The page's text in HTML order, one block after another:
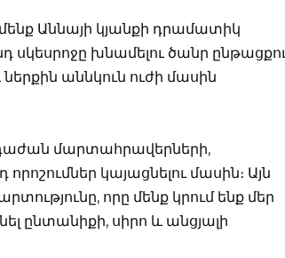
Աննայի կյանքի դրամատիկ
սկեսրոջը խնամելու ծանր
աննկուն ուժի մասին
մարտահրավերների,
կայացնելու մասին։ Այն
որը մենք կրում ենք մեր
ընտանիքի, սիրո և անցյալի